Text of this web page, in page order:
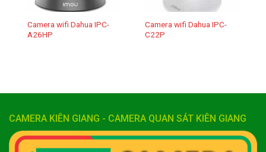
Camera wifi Dahua IPC-
A26HP
Camera wifi Dahua IPC-
C22P
CAMERA KIÊN GIANG - CAMERA QUAN SÁT KIÊN GIANG